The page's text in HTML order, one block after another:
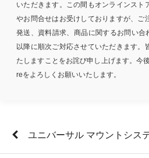
いただきます。この間もオンラインスト
やお問合せはお受けしておりますが、ご
発送、資料請求、商品に関するお問い合
以降に順次ご対応させていただきます。
たしますことをお詫び申し上げます。今
reをよろしくお願いいたします。
ユニバーサル マウントシス